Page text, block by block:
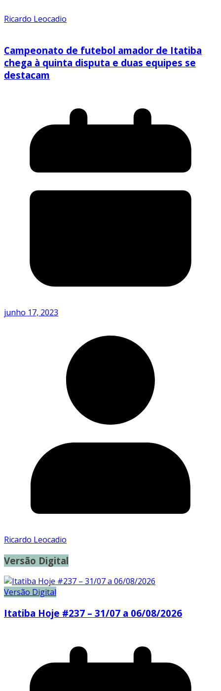
Ricardo Leocadio
Campeonato de futebol amador de Itatiba
chega à quinta disputa e duas equipes se
destacam
junho 17, 2023
Ricardo Leocadio
Versão Digital
Versão Digital
Itatiba Hoje #237 – 31/07 a 06/08/2026